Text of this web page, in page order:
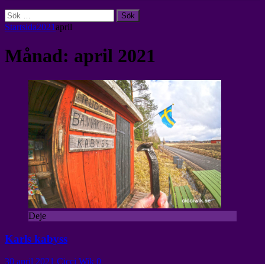
Sök
efter:
Startsida2021april
Månad: april 2021
Deje
Karls kabyss
30 april 2021 Cicci Wik 0